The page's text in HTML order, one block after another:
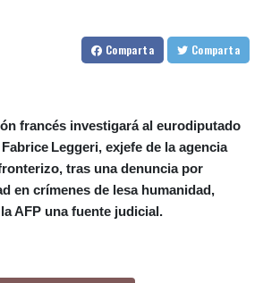
Comparta Comparta
francés investigará al eurodiputado
Leggeri, exjefe de la agencia
tras una denuncia por
en crímenes de lesa humanidad,
AFP una fuente judicial.